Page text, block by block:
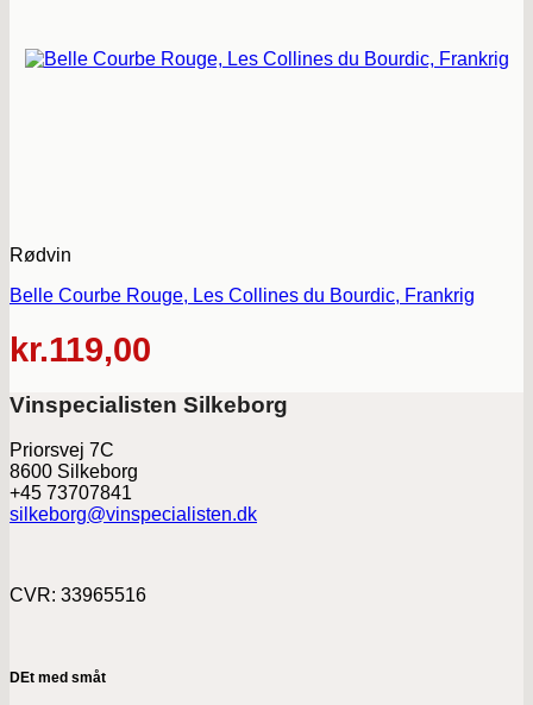
Rødvin
Belle Courbe Rouge, Les Collines du Bourdic, Frankrig
kr.119,00
Vinspecialisten Silkeborg
Priorsvej 7C
8600 Silkeborg
+45 73707841
silkeborg@vinspecialisten.dk
CVR: 33965516
DEt med småt